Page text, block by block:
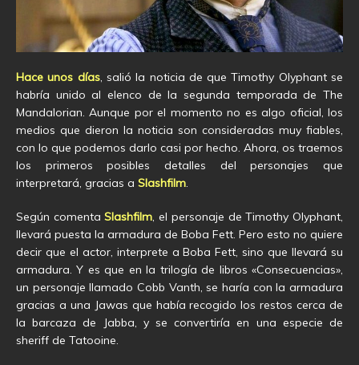
Hace unos días, salió la noticia de que Timothy Olyphant se
habría unido al elenco de la segunda temporada de The
Mandalorian. Aunque por el momento no es algo oficial, los
medios que dieron la noticia son consideradas muy fiables,
con lo que podemos darlo casi por hecho. Ahora, os traemos
los primeros posibles detalles del personajes que
interpretará, gracias a Slashfilm.
Según comentaSlashfilm, el personaje de Timothy Olyphant,
llevará puesta la armadura de Boba Fett. Pero esto no quiere
decir que el actor, interprete a Boba Fett, sino que llevará su
armadura. Y es que en la trilogía de libros «Consecuencias»,
un personaje llamado Cobb Vanth, se haría con la armadura
gracias a una Jawas que había recogido los restos cerca de
la barcaza de Jabba, y se convertiría en una especie de
sheriff de Tatooine.